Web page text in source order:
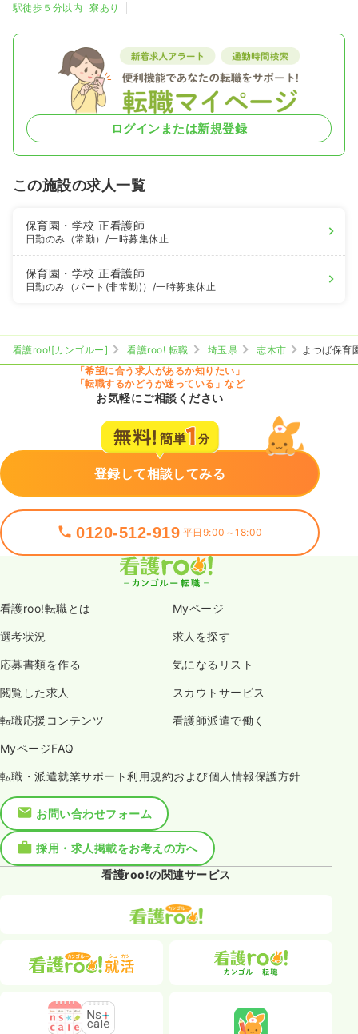
駅徒歩５分以内 寮あり
ログインまたは新規登録
この施設の求人一覧
保育園・学校正看護師
日勤のみ（常勤） /一時募集休止
保育園・学校正看護師
日勤のみ（パート(非常勤)） /一時募集休止
看護roo![カンゴルー] 看護roo! 転職 埼玉県 志木市
よつば保育
「希望に合う求人があるか知りたい」
「転職するかどうか迷っている」など
お気軽にご相談ください
登録して相談してみる
0120-512-919 平日9:00～18:00
看護roo!転職とは Myページ
選考状況 求人を探す
応募書類を作る 気になるリスト
閲覧した求人 スカウトサービス
転職応援コンテンツ 看護師派遣で働く
MyページFAQ
転職・派遣就業サポート利用規約および個人情報保護方針
お問い合わせフォーム
採用・求人掲載をお考えの方へ
看護roo!の関連サービス